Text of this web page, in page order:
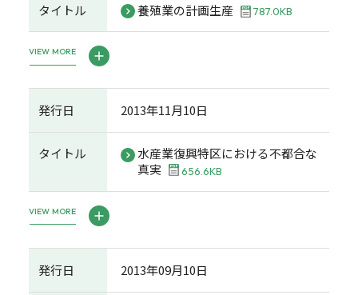
タイトル 養殖業の計画生産 787.0KB
VIEW MORE
発行日 2013年11月10日
タイトル
水産業復興特区における不都合な
真実
656.6KB
VIEW MORE
発行日 2013年09月10日